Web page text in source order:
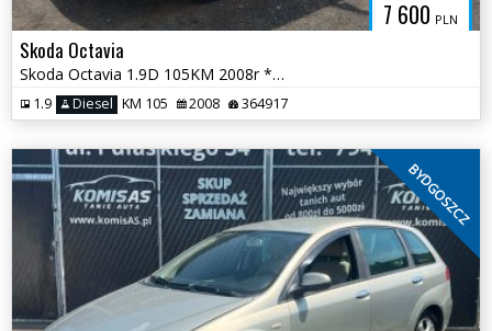
7 600 PLN
Skoda Octavia
Skoda Octavia 1.9D 105KM 2008r *salon PL sprawna klima el szyby* TORUŃ
1.9 Diesel KM 105 2008 364917
BYDGOSZCZ